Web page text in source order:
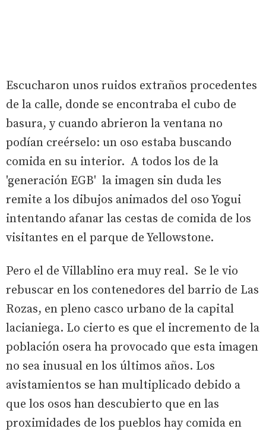
Escucharon unos ruidos extraños procedentes
de la calle, donde se encontraba el cubo de
basura, y cuando abrieron la ventana no
podían creérselo: un oso estaba buscando
comida en su interior. A todos los de la
'generación EGB' la imagen sin duda les
remite a los dibujos animados del oso Yogui
intentando afanar las cestas de comida de los
visitantes en el parque de Yellowstone.
Pero el de Villablino era muy real. Se le vio
rebuscar en los contenedores del barrio de Las
Rozas, en pleno casco urbano de la capital
lacianiega. Lo cierto es que el incremento de la
población osera ha provocado que esta imagen
no sea inusual en los últimos años. Los
avistamientos se han multiplicado debido a
que los osos han descubierto que en las
proximidades de los pueblos hay comida en